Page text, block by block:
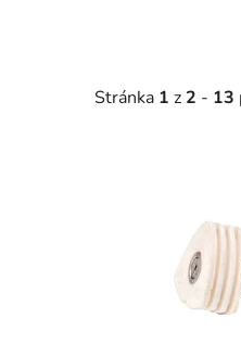
Stránka 1 z 2 - 13